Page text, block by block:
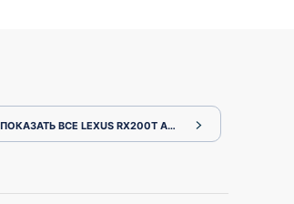
ПОКАЗАТЬ ВСЕ LEXUS RX200T AGL20W